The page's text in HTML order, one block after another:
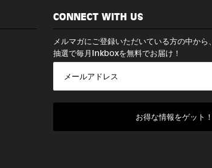
CONNECT WITH US
メルマガにご登録いただいている方の中から、
抽選で毎月Inkboxを無料でお届け！